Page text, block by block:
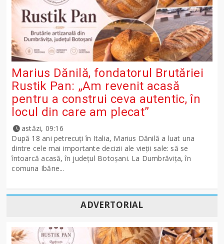
Marius Dănilă, fondatorul Brutăriei
Rustik Pan: „Am revenit acasă
pentru a construi ceva autentic, în
locul din care am plecat”
astăzi, 09:16
După 18 ani petrecuți în Italia, Marius Dănilă a luat una
dintre cele mai importante decizii ale vieții sale: să se
întoarcă acasă, în județul Botoșani. La Dumbrăvița, în
comuna Ibăne...
ADVERTORIAL